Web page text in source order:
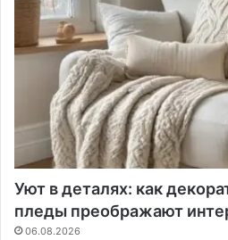
Уют в деталях: как
пледы преображают
06.08.2026